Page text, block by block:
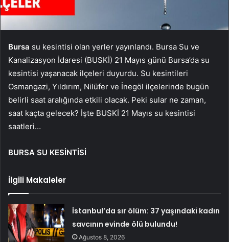
Bursa su kesintisi olan yerler yayınlandı. Bursa Su ve
Kanalizasyon İdaresi (BUSKİ) 21 Mayıs günü Bursa’da su
kesintisi yaşanacak ilçeleri duyurdu. Su kesintileri
Osmangazi, Yıldırım, Nilüfer ve İnegöl ilçelerinde bugün
belirli saat aralığında etkili olacak. Peki sular ne zaman,
saat kaçta gelecek? İşte BUSKİ 21 Mayıs su kesintisi
saatleri…
BURSA SU KESİNTİSİ
İlgili Makaleler
İstanbul’da sır ölüm: 37 yaşındaki kadın
savcının evinde ölü bulundu!
Ağustos 8, 2026